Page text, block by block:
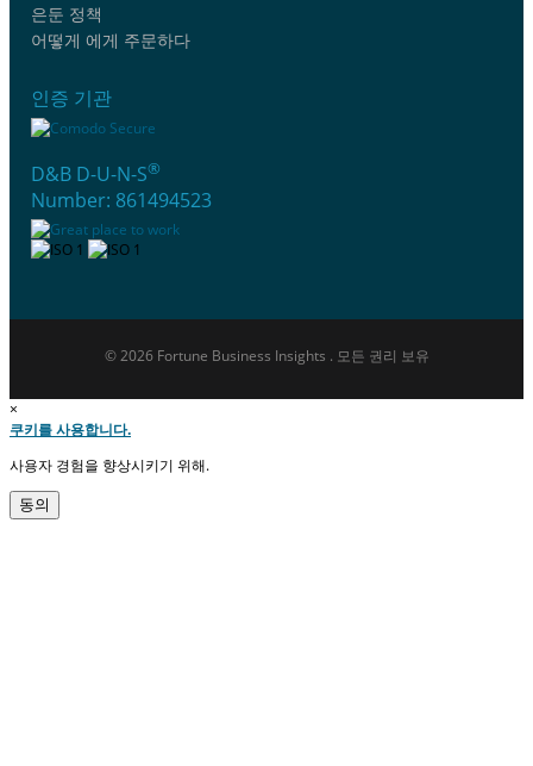
은둔 정책
어떻게 에게 주문하다
인증 기관
D&B D-U-N-S®
Number: 861494523
© 2026 Fortune Business Insights . 모든 권리 보유
×
쿠키를 사용합니다.
사용자 경험을 향상시키기 위해.
동의